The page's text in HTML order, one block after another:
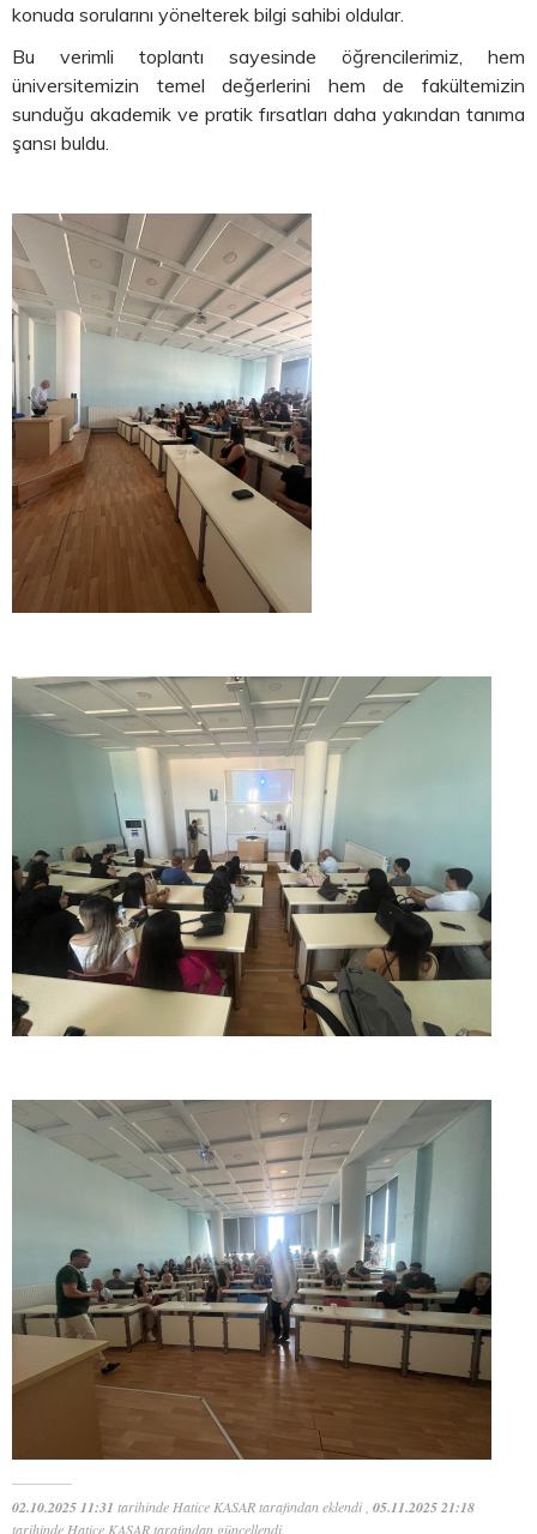
konuda sorularını yönelterek bilgi sahibi oldular.
Bu verimli toplantı sayesinde öğrencilerimiz, hem
üniversitemizin temel değerlerini hem de fakültemizin
sunduğu akademik ve pratik fırsatları daha yakından tanıma
şansı buldu.
02.10.2025 11:31 tarihinde Hatice KASAR tarafından eklendi , 05.11.2025 21:18
tarihinde Hatice KASAR tarafından güncellendi.